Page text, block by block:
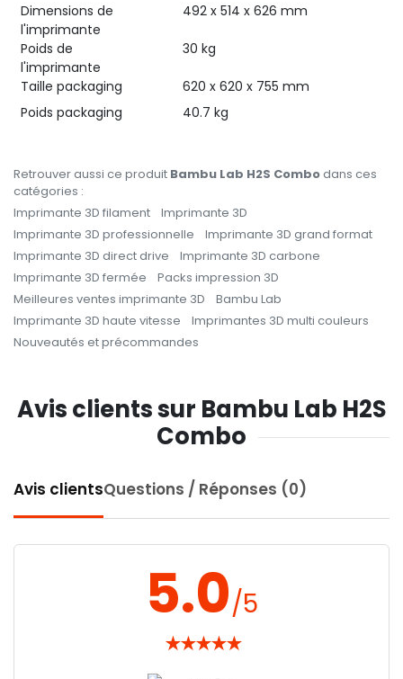
Dimensions de
l'imprimante
492 x 514 x 626 mm
Poids de
l'imprimante
30 kg
Taille packaging
620 x 620 x 755 mm
Poids packaging
40.7 kg
Retrouver aussi ce produit Bambu Lab H2S Combodans ces
catégories :
Imprimante 3D filament
Imprimante 3D
Imprimante 3D professionnelle
Imprimante 3D grand format
Imprimante 3D direct drive
Imprimante 3D carbone
Imprimante 3D fermée
Packs impression 3D
Meilleures ventes imprimante 3D
Bambu Lab
Imprimante 3D haute vitesse
Imprimantes 3D multi couleurs
Nouveautés et précommandes
Avis clients sur Bambu Lab H2S
Combo
Avis clientsQuestions / Réponses (0)
5.0/5
★★★★★